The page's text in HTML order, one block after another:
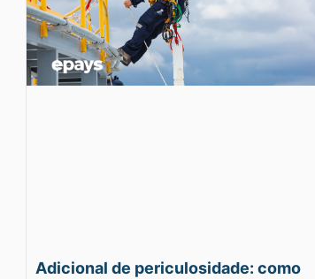
Adicional de periculosidade: como